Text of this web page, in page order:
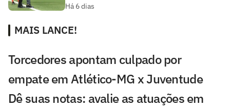
Há 6 dias
MAIS LANCE!
Torcedores apontam culpado por
empate em Atlético-MG x Juventude
Dê suas notas: avalie as atuações em